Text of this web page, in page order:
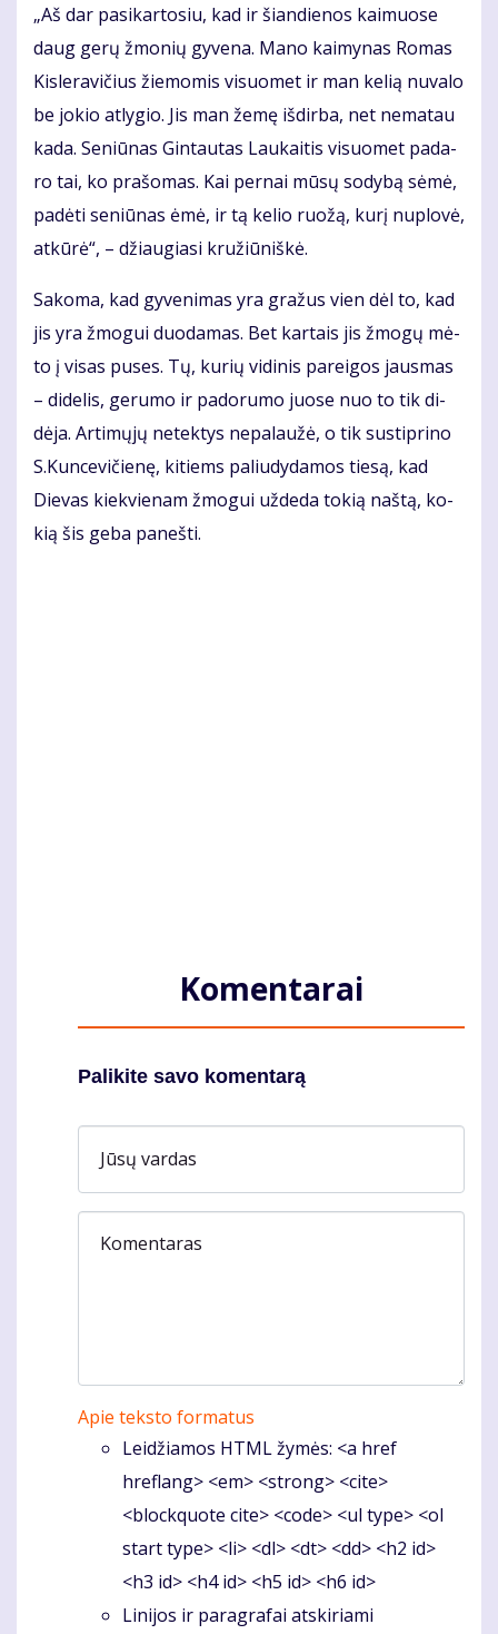
„Aš dar pa­si­kar­to­siu, kad ir šian­die­nos kai­muo­se
daug ge­rų žmo­nių gy­ve­na. Ma­no kai­my­nas Ro­mas
Kis­le­ra­vi­čius žie­mo­mis vi­suo­met ir man ke­lią nu­va­lo
be jo­kio at­ly­gio. Jis man že­mę iš­dir­ba, net ne­ma­tau
ka­da. Se­niū­nas Gin­tau­tas Lau­kai­tis vi­suo­met pa­da­
ro tai, ko pra­šo­mas. Kai per­nai mū­sų so­dy­bą sė­mė,
pa­dė­ti se­niū­nas ėmė, ir tą ke­lio ruo­žą, ku­rį nu­plo­vė,
at­kū­rė“, – džiau­gia­si kru­žiū­niš­kė.
Sa­ko­ma, kad gy­ve­ni­mas yra gra­žus vien dėl to, kad
jis yra žmo­gui duo­da­mas. Bet kar­tais jis žmo­gų mė­
to į vi­sas pu­ses. Tų, ku­rių vi­di­nis pa­rei­gos jaus­mas
– di­de­lis, ge­ru­mo ir pa­do­ru­mo juo­se nuo to tik di­
dė­ja. Ar­ti­mų­jų ne­tek­tys ne­pa­lau­žė, o tik su­stip­ri­no
S.Kun­ce­vi­čie­nę, ki­tiems pa­liu­dy­da­mos tie­są, kad
Die­vas kiek­vie­nam žmo­gui už­de­da to­kią naš­tą, ko­
kią šis ge­ba pa­neš­ti.
Komentarai
Palikite savo komentarą
Jūsų vardas
Komentaras
Apie teksto formatus
Leidžiamos HTML žymės: <a href
hreflang> <em> <strong> <cite>
<blockquote cite> <code> <ul type> <ol
start type> <li> <dl> <dt> <dd> <h2 id>
<h3 id> <h4 id> <h5 id> <h6 id>
Linijos ir paragrafai atskiriami